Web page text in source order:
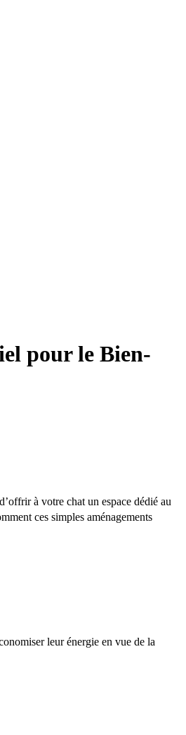
pour le Bien-
à votre chat un espace dédié au
ces simples aménagements
leur énergie en vue de la